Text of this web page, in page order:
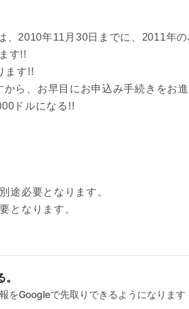
2010年11月30日までに、2011年
す!!
ます!!
ら、お早目にお申込み手続きをお
ドルになる!!
途必要となります。
となります。
をGoogleで先取りできるようになります